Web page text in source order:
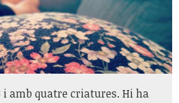
i amb quatre criatures. Hi ha